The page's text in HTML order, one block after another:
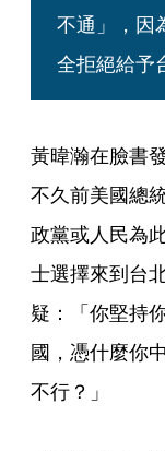
不通」，因
全拒絕給予
黃暐瀚在臉書
不久前美國總
政黨或人民為
士選擇來到台
疑：「你堅持
國，憑什麼你
不行？」